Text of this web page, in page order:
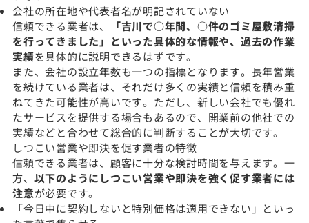
会社の所在地や代表者名が明記されていない
信頼できる業者は、
「吉川で○年間、○件のゴミ屋敷清掃
を行ってきました」といった具体的な情報や、過去の作業
実績を具体的に説明できるはずです。
また、会社の設立年数も一つの指標となります。長年営業
を続けている業者は、それだけ多くの実績と信頼を積み重
ねてきた可能性が高いです。ただし、新しい会社でも優れ
たサービスを提供する場合もあるので、開業前の他社での
実績などと合わせて総合的に判断することが大切です。
しつこい営業や即決を促す業者の特徴
信頼できる業者は、顧客に十分な検討時間を与えます。一
方、 以下のようにしつこい営業や即決を強く促す業者には
注意が必要です。
「今日中に契約しないと特別価格は適用できない」といっ